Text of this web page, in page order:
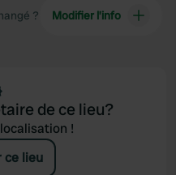
? Modifier l’info
de ce lieu?
!
ce lieu